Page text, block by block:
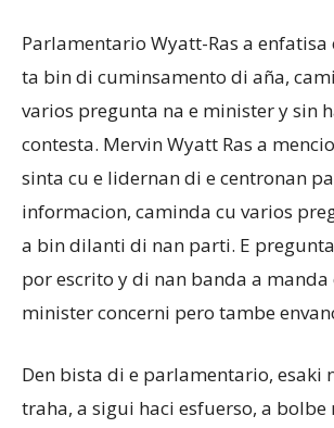
Parlamentario Wyatt-Ras a enfatisa
ta bin di cuminsamento di aña,
varios pregunta na e minister y sin
contesta. Mervin Wyatt Ras a
sinta cu e lidernan di e centronan
informacion, caminda cu varios
a bin dilanti di nan parti. E
por escrito y di nan banda a manda
minister concerni pero tambe
Den bista di e parlamentario, esaki
traha, a sigui haci esfuerso, a